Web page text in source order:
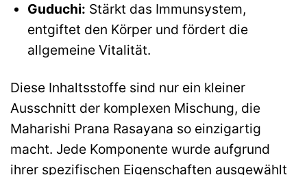
Guduchi: Stärkt das Immunsystem,
entgiftet den Körper und fördert die
allgemeine Vitalität.
Diese Inhaltsstoffe sind nur ein kleiner
Ausschnitt der komplexen Mischung, die
Maharishi Prana Rasayana so einzigartig
macht. Jede Komponente wurde aufgrund
ihrer spezifischen Eigenschaften ausgewählt